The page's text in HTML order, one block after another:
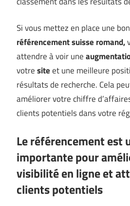
Si vous mettez en place une
référencement suisse romand,
attendre à voir une
votresiteet une meilleure
résultats de recherche. Cela
améliorer votre chiffre
clients potentiels dans votre
Le référencement est
importante pour
visibilité en ligne et
clients potentiels